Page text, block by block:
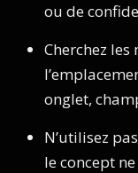
ou de
Cherchez
onglet,
N’utilisez
le concept